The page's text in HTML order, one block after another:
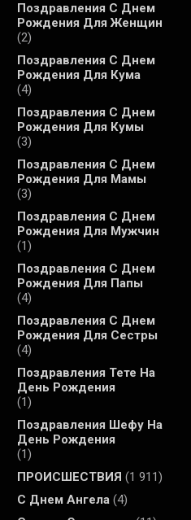
Поздравления С Днем
Рождения Для Женщин
(2)
Поздравления С Днем
Рождения Для Кума
(4)
Поздравления С Днем
Рождения Для Кумы
(3)
Поздравления С Днем
Рождения Для Мамы
(3)
Поздравления С Днем
Рождения Для Мужчин
(1)
Поздравления С Днем
Рождения Для Папы
(4)
Поздравления С Днем
Рождения Для Сестры
(4)
Поздравления Тете На
День Рождения
(1)
Поздравления Шефу На
День Рождения
(1)
ПРОИСШЕСТВИЯ (1 911)
С Днем Ангела (4)